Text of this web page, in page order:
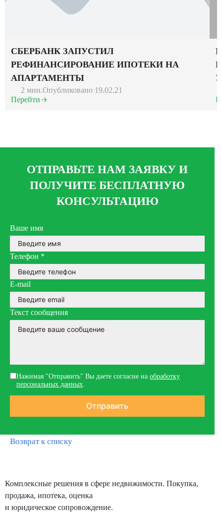
СБЕРБАНК ЗАПУСТИЛ
РЕФИНАНСИРОВАНИЕ ИПОТЕКИ НА
АПАРТАМЕНТЫ
2 мин.Опубликовано 19.02.21
Перейти
ОТПРАВЬТЕ НАМ ЗАЯВКУ И
ПОЛУЧИТЕ БЕСПЛАТНУЮ
КОНСУЛЬТАЦИЮ
Ваше имя
Телефон *
E-mail
Текст сообщения
Нажимая "Отправить" Вы даете согласие на обработку
персональных данных
Возврат к списку
Комплексные решения в сфере недвижимости. Покупка,
продажа, ипотека, оценка
и юридическое сопровождение.